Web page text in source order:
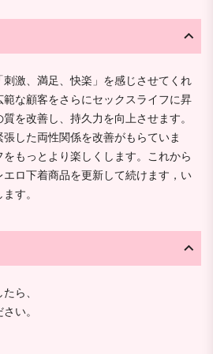
激、満足、快楽」を感じさせてくれ
な顧客をさらにセックスライフに昇
を改善し、持久力を向上させます。
した両性関係を改善がもらていま
もっとより楽しくします。これから
ロ下着商品を更新して続けます，い
す。
ら、
い。